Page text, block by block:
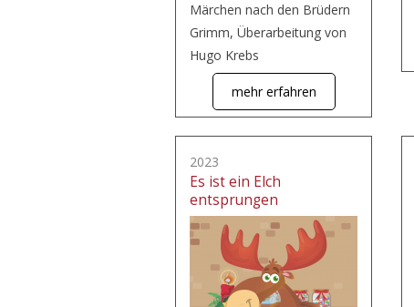
Märchen nach den Brüdern
Grimm, Überarbeitung von
Hugo Krebs
mehr erfahren
2023
Es ist ein Elch
entsprungen